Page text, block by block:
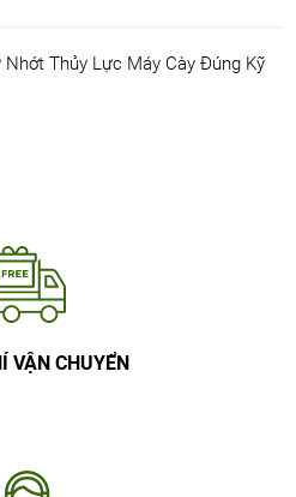
Nhớt Thủy Lực Máy Cày Đúng Kỹ
VẬN CHUYỂN